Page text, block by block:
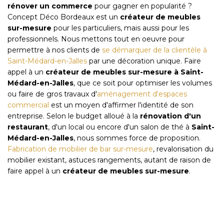
rénover un commerce pour gagner en popularité ?
Concept Déco Bordeaux est un créateur de meubles
sur-mesure pour les particuliers, mais aussi pour les
professionnels. Nous mettons tout en oeuvre pour
permettre à nos clients de se démarquer de la clientèle à
Saint-Médard-en-Jalles par une décoration unique. Faire
appel à un créateur de meubles sur-mesure à Saint-
Médard-en-Jalles, que ce soit pour optimiser les volumes
ou faire de gros travaux d'aménagement d'espaces
commercial est un moyen d'affirmer l'identité de son
entreprise. Selon le budget alloué à la rénovation d'un
restaurant, d'un local ou encore d'un salon de thé à Saint-
Médard-en-Jalles, nous sommes force de proposition.
Fabrication de mobilier de bar sur-mesure, revalorisation du
mobilier existant, astuces rangements, autant de raison de
faire appel à un créateur de meubles sur-mesure.